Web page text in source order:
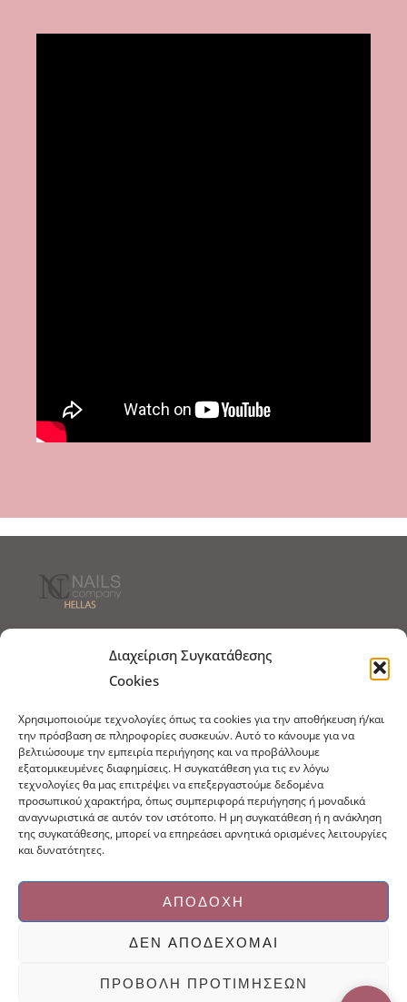
Διαχείριση Συγκατάθεσης
Cookies
Χρησιμοποιούμε τεχνολογίες όπως τα cookies για την αποθήκευση ή/και
την πρόσβαση σε πληροφορίες συσκευών. Αυτό το κάνουμε για να
βελτιώσουμε την εμπειρία περιήγησης και να προβάλλουμε
εξατομικευμένες διαφημίσεις. Η συγκατάθεση για τις εν λόγω
τεχνολογίες θα μας επιτρέψει να επεξεργαστούμε δεδομένα
προσωπικού χαρακτήρα, όπως συμπεριφορά περιήγησης ή μοναδικά
αναγνωριστικά σε αυτόν τον ιστότοπο. Η μη συγκατάθεση ή η ανάκληση
της συγκατάθεσης, μπορεί να επηρεάσει αρνητικά ορισμένες λειτουργίες
και δυνατότητες.
ΑΠΟΔΟΧΉ
ΔΕΝ ΑΠΟΔΈΧΟΜΑΙ
ΠΡΟΒΟΛΉ ΠΡΟΤΙΜΉΣΕΩΝ
Τρόποι Παραγγελίας
Πολιτική Cookies
Εμπόριο Ειδών Ονυχοπλαστικής, Καλλωπισμού
άκρων και αξεσουάρ
τηλ: 213-0415386
info@ncnails.gr